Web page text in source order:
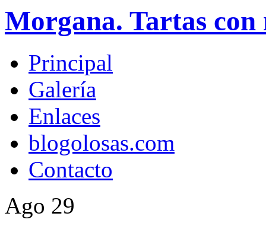
Morgana. Tartas con
Principal
Galería
Enlaces
blogolosas.com
Contacto
Ago 29